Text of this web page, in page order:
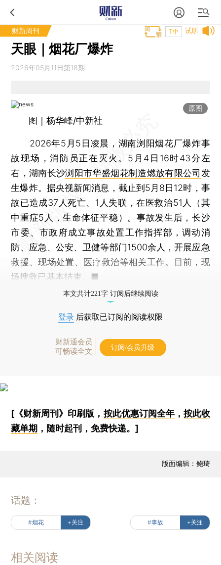
财新周刊 试听
T中
天眼｜烟花厂爆炸
2026年05月11日第18期
原图
图｜杨华峰/中新社
2026年5月5日凌晨，湖南浏阳烟花厂爆炸事
故现场，消防员正在灭火。5月4日16时43分左
右，湖南长沙浏阳市华盛烟花制造燃放有限公司 发
生爆炸。据央视新闻消息，截止到5月8日12时，事
故已造成37人死亡、1人失联，在医救治51人（其
中重症5人，生命体征平稳）。事故发生后，长沙
市委、市政府成立事故处置工作指挥部，调动消
防、应急、公安、卫健等部门1500余人，开展应急
救援、现场处置、医疗救治等相关工作。目前，现
场搜救已基本结束。■
本文共计221字 订阅后继续阅读
登录 后获取已订阅的阅读权限
财新通会员
可畅读全文
订阅/会员升级
[《财新周刊》印刷版， 按此优惠订阅全年， 按此收
藏单期 ，随时起刊，免费快递。]
版面编辑：鲍琦
话题：
#烟花 +关注 #事故 +关注
相关阅读